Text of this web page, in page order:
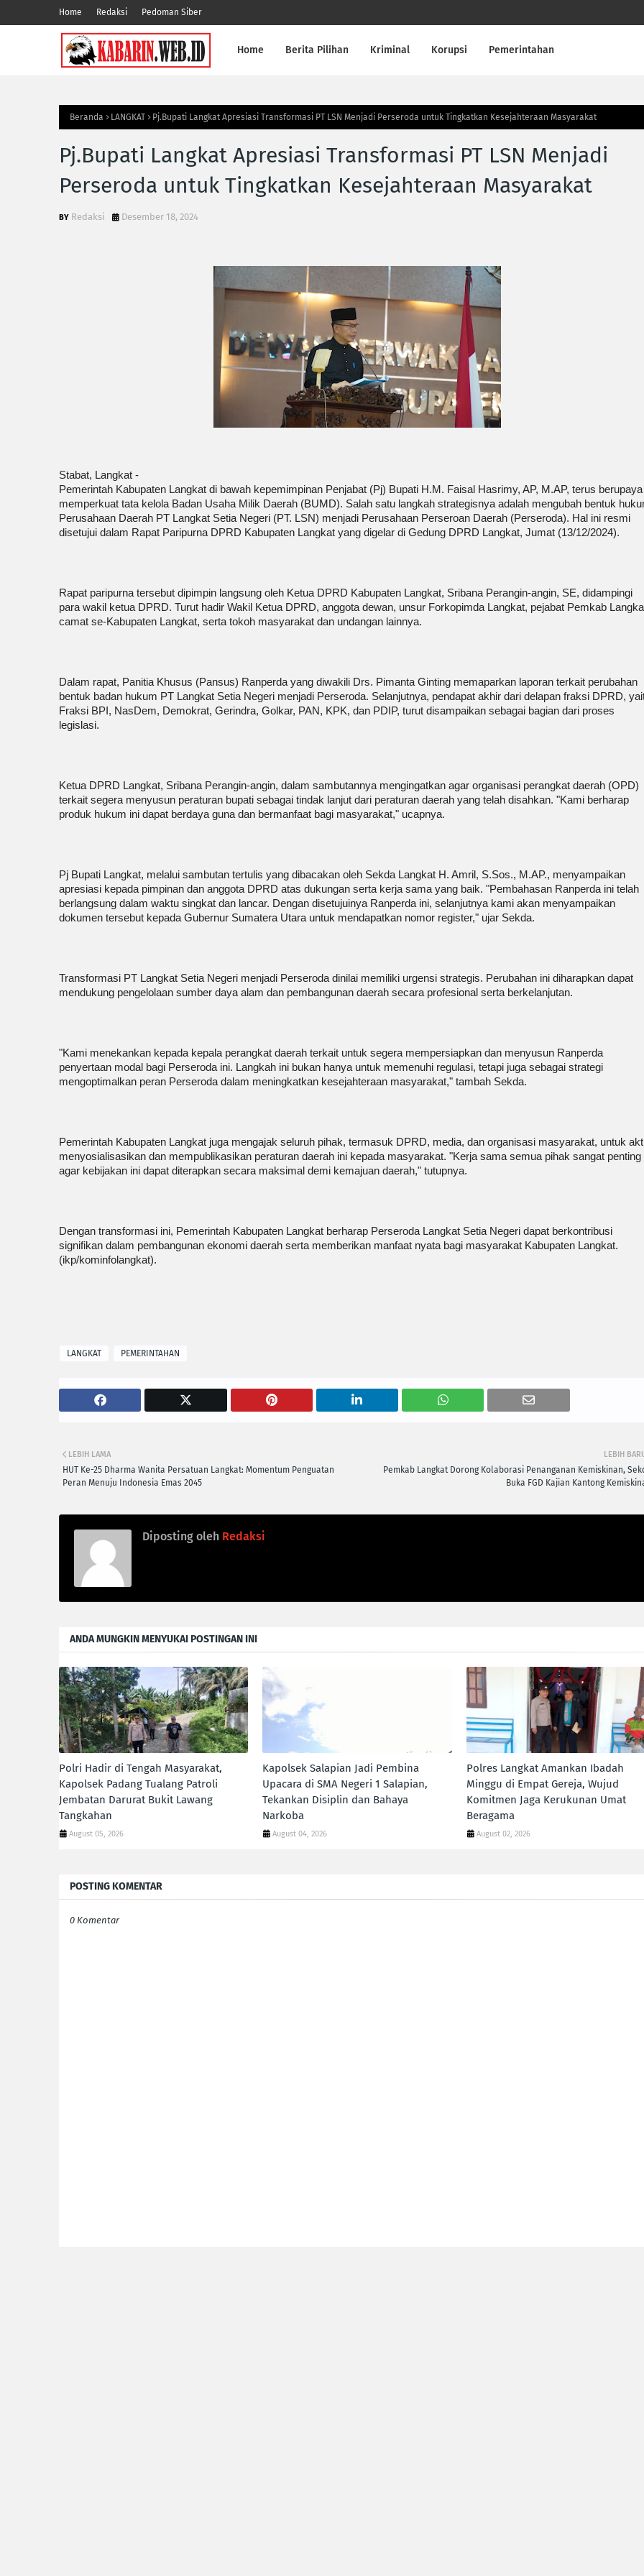
Home Redaksi Pedoman Siber
Home Berita Pilihan Kriminal Korupsi Pemerintahan
Beranda LANGKAT Pj.Bupati Langkat Apresiasi Transformasi PT LSN Menjadi Perseroda untuk Tingkatkan Kesejahteraan Masyarakat
Pj.Bupati Langkat Apresiasi Transformasi PT LSN Menjadi
Perseroda untuk Tingkatkan Kesejahteraan Masyarakat
Redaksi Desember 18, 2024
Stabat, Langkat -
Pemerintah Kabupaten Langkat di bawah kepemimpinan Penjabat (Pj) Bupati H.M. Faisal Hasrimy, AP, M.AP, terus berupaya
memperkuat tata kelola Badan Usaha Milik Daerah (BUMD). Salah satu langkah strategisnya adalah mengubah bentuk
Perusahaan Daerah PT Langkat Setia Negeri (PT. LSN) menjadi Perusahaan Perseroan Daerah (Perseroda). Hal ini resmi
disetujui dalam Rapat Paripurna DPRD Kabupaten Langkat yang digelar di Gedung DPRD Langkat, Jumat (13/12/2024).
Rapat paripurna tersebut dipimpin langsung oleh Ketua DPRD Kabupaten Langkat, Sribana Perangin-angin, SE, didampingi
para wakil ketua DPRD. Turut hadir Wakil Ketua DPRD, anggota dewan, unsur Forkopimda Langkat, pejabat Pemkab
camat se-Kabupaten Langkat, serta tokoh masyarakat dan undangan lainnya.
Dalam rapat, Panitia Khusus (Pansus) Ranperda yang diwakili Drs. Pimanta Ginting memaparkan laporan terkait perubahan
bentuk badan hukum PT Langkat Setia Negeri menjadi Perseroda. Selanjutnya, pendapat akhir dari delapan fraksi DPRD,
Fraksi BPI, NasDem, Demokrat, Gerindra, Golkar, PAN, KPK, dan PDIP, turut disampaikan sebagai bagian dari proses
legislasi.
Ketua DPRD Langkat, Sribana Perangin-angin, dalam sambutannya mengingatkan agar organisasi perangkat daerah (OPD)
terkait segera menyusun peraturan bupati sebagai tindak lanjut dari peraturan daerah yang telah disahkan. "Kami berharap
produk hukum ini dapat berdaya guna dan bermanfaat bagi masyarakat," ucapnya.
Pj Bupati Langkat, melalui sambutan tertulis yang dibacakan oleh Sekda Langkat H. Amril, S.Sos., M.AP., menyampaikan
apresiasi kepada pimpinan dan anggota DPRD atas dukungan serta kerja sama yang baik. "Pembahasan Ranperda ini telah
berlangsung dalam waktu singkat dan lancar. Dengan disetujuinya Ranperda ini, selanjutnya kami akan menyampaikan
dokumen tersebut kepada Gubernur Sumatera Utara untuk mendapatkan nomor register," ujar Sekda.
Transformasi PT Langkat Setia Negeri menjadi Perseroda dinilai memiliki urgensi strategis. Perubahan ini diharapkan dapat
mendukung pengelolaan sumber daya alam dan pembangunan daerah secara profesional serta berkelanjutan.
"Kami menekankan kepada kepala perangkat daerah terkait untuk segera mempersiapkan dan menyusun Ranperda
penyertaan modal bagi Perseroda ini. Langkah ini bukan hanya untuk memenuhi regulasi, tetapi juga sebagai strategi
mengoptimalkan peran Perseroda dalam meningkatkan kesejahteraan masyarakat," tambah Sekda.
Pemerintah Kabupaten Langkat juga mengajak seluruh pihak, termasuk DPRD, media, dan organisasi masyarakat, untuk
menyosialisasikan dan mempublikasikan peraturan daerah ini kepada masyarakat. "Kerja sama semua pihak sangat penting
agar kebijakan ini dapat diterapkan secara maksimal demi kemajuan daerah," tutupnya.
Dengan transformasi ini, Pemerintah Kabupaten Langkat berharap Perseroda Langkat Setia Negeri dapat berkontribusi
signifikan dalam pembangunan ekonomi daerah serta memberikan manfaat nyata bagi masyarakat Kabupaten Langkat.
(ikp/kominfolangkat).
LANGKAT PEMERINTAHAN
LEBIH
Pemkab Langkat Dorong Kolaborasi Penanganan Kemiskinan,
Buka FGD Kajian Kantong
LEBIH LAMA
HUT Ke-25 Dharma Wanita Persatuan Langkat: Momentum Penguatan
Peran Menuju Indonesia Emas 2045
Diposting oleh Redaksi
ANDA MUNGKIN MENYUKAI POSTINGAN INI
Polri Hadir di Tengah Masyarakat,
Kapolsek Padang Tualang Patroli
Jembatan Darurat Bukit Lawang
Tangkahan
August 05, 2026
Kapolsek Salapian Jadi Pembina
Upacara di SMA Negeri 1 Salapian,
Tekankan Disiplin dan Bahaya
Narkoba
August 04, 2026
Polres Langkat Amankan Ibadah
Minggu di Empat Gereja, Wujud
Komitmen Jaga Kerukunan Umat
Beragama
August 02, 2026
POSTING KOMENTAR
0 Komentar